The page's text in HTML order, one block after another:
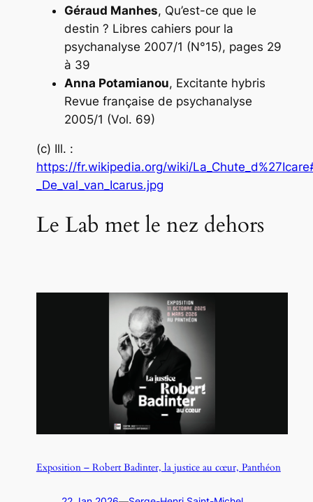
Géraud Manhes, Qu’est-ce que le
destin ? Libres cahiers pour la
psychanalyse 2007/1 (N°15), pages 29
à 39
Anna Potamianou, Excitante hybris
Revue française de psychanalyse
2005/1 (Vol. 69)
(c) Ill. :
https://fr.wikipedia.org/wiki/
_De_val_van_Icarus.jpg
Le Lab met le nez dehors
Exposition – Robert Badinter, la justice au cœur, Panthéon